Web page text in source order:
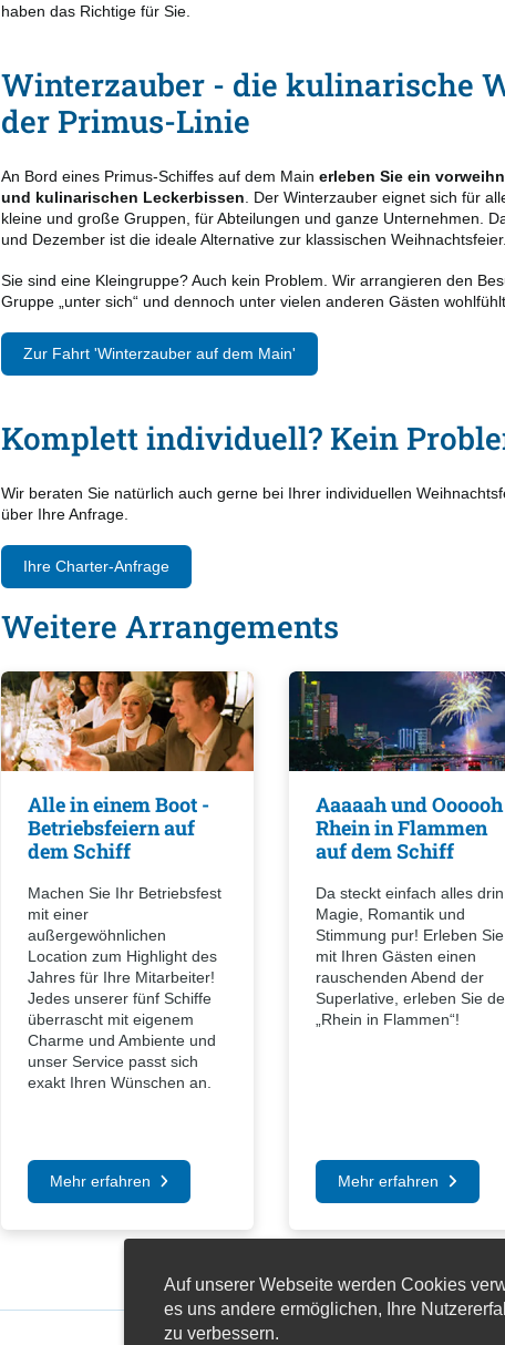
haben das Richtige für Sie.
Winterzauber - die kulinarische
der Primus-Linie
An Bord eines Primus-Schiffes auf dem Main erleben Sie ein
und kulinarischen Leckerbissen . Der Winterzauber eignet sich für
kleine und große Gruppen, für Abteilungen und ganze Unternehmen.
und Dezember ist die ideale Alternative zur klassischen Weihnachtsfeier.
Sie sind eine Kleingruppe? Auch kein Problem. Wir arrangieren den
Gruppe „unter sich“ und dennoch unter vielen anderen Gästen wohlfühlt.
Zur Fahrt 'Winterzauber auf dem Main'
Komplett individuell? Kein
Wir beraten Sie natürlich auch gerne bei Ihrer individuellen
über Ihre Anfrage.
Ihre Charter-Anfrage
Weitere Arrangements
Alle in einem Boot -
Betriebsfeiern auf
dem Schiff
Machen Sie Ihr Betriebsfest
mit einer
außergewöhnlichen
Location zum Highlight des
Jahres für Ihre Mitarbeiter!
Jedes unserer fünf Schiffe
überrascht mit eigenem
Charme und Ambiente und
unser Service passt sich
exakt Ihren Wünschen an.
Mehr erfahren
Aaaaah und
Rhein in Flammen
auf dem Schiff
Da steckt einfach alles
Magie, Romantik und
Stimmung pur! Erleben Sie
mit Ihren Gästen einen
rauschenden Abend der
Superlative, erleben Sie
„Rhein in Flammen“!
Mehr erfahren
Auf unserer Webseite werden Cookies
es uns andere ermöglichen, Ihre
zu verbessern.